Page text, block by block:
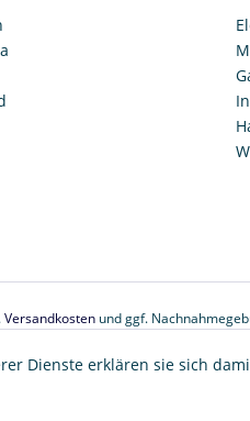
Versandkostenund ggf.
© 2017 Tooltown GmbH
Dienste erklären sie sich